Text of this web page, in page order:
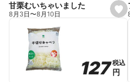
s
e
o
r
i
甘栗むいちゃいました
8月3日〜8月10日
127
127税込
税込
円
円